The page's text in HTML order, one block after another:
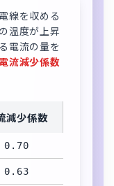
線を収める
温度が上昇
電流の量を
電流減少係数
減少係数
0.70
0.63